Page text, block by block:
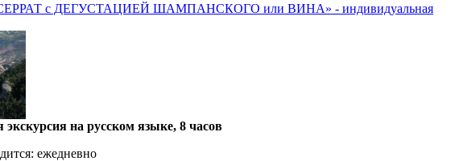
с ДЕГУСТАЦИЕЙ ШАМПАНСКОГО или ВИНА» - индивидуальная
на русском языке, 8 часов
ежедневно